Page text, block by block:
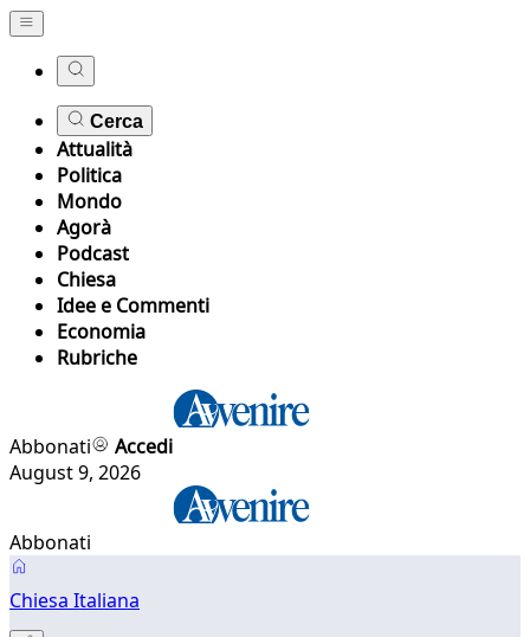
Cerca
Attualità
Politica
Mondo
Agorà
Podcast
Chiesa
Idee e Commenti
Economia
Rubriche
Abbonati
Accedi
August 9, 2026
Abbonati
Chiesa Italiana